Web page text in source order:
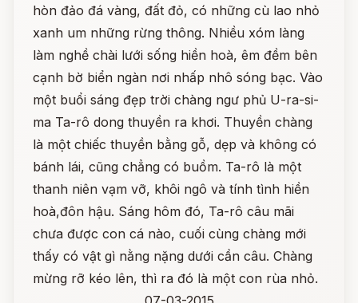
hòn đảo đá vàng, đất đỏ, có những cù lao nhỏ
xanh um những rừng thông. Nhiều xóm làng
làm nghề chài lưới sống hiền hoà, êm đềm bên
cạnh bờ biển ngàn nơi nhấp nhô sóng bạc. Vào
một buổi sáng đẹp trời chàng ngư phủ U-ra-si-
ma Ta-rô dong thuyền ra khơi. Thuyền chàng
là một chiếc thuyền bằng gỗ, dẹp và không có
bánh lái, cũng chẳng có buồm. Ta-rô là một
thanh niên vạm vỡ, khôi ngô và tính tình hiền
hoà,đôn hậu. Sáng hôm đó, Ta-rô câu mãi
chưa được con cá nào, cuối cùng chàng mới
thấy có vật gì nằng nặng dưới cần câu. Chàng
mừng rỡ kéo lên, thì ra đó là một con rùa nhỏ.